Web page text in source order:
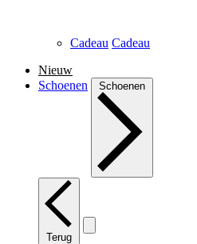
Cadeau Cadeau
Nieuw
Schoenen
Schoenen
Terug